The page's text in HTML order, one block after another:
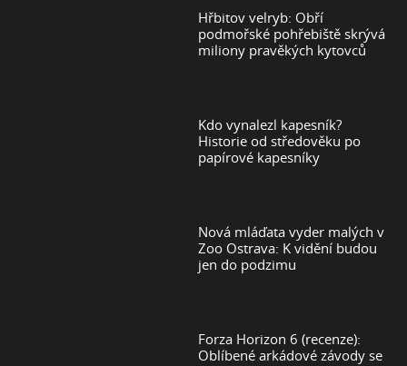
Hřbitov velryb: Obří
podmořské pohřebiště skrývá
miliony pravěkých kytovců
Kdo vynalezl kapesník?
Historie od středověku po
papírové kapesníky
Nová mláďata vyder malých v
Zoo Ostrava: K vidění budou
jen do podzimu
Forza Horizon 6 (recenze):
Oblíbené arkádové závody se